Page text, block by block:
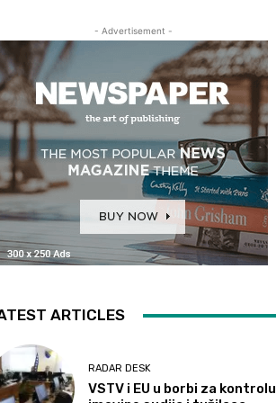
- Advertisement -
ARTICLES
RADAR DESK
VSTV i EU u borbi za kontrolu